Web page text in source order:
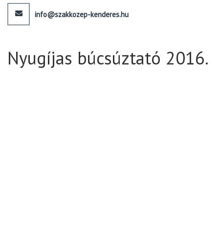
info@szakkozep-kenderes.hu
Nyugíjas búcsúztató 2016.